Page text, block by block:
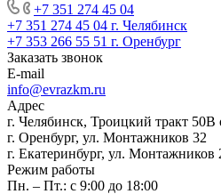
+7 351 274 45 04
+7 351 274 45 04 г. Челябинск
+7 353 266 55 51 г. Оренбург
Заказать звонок
E-mail
info@evrazkm.ru
Адрес
г. Челябинск, Троицкий тракт 50В
г. Оренбург, ул. Монтажников 32
г. Екатеринбург, ул. Монтажников
Режим работы
Пн. – Пт.: с 9:00 до 18:00